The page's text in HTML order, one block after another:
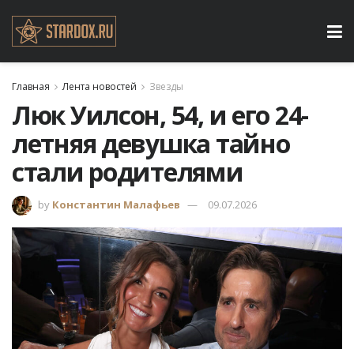
Главная Лента новостей Звезды
Люк Уилсон, 54, и его 24-
летняя девушка тайно
стали родителями
by Константин Малафьев 09.07.2026